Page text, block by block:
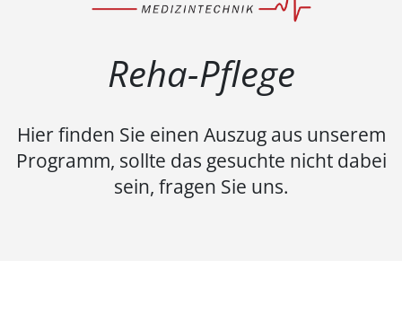
Reha-Pflege
Hier finden Sie einen Auszug aus unserem
Programm, sollte das gesuchte nicht dabei
sein, fragen Sie uns.